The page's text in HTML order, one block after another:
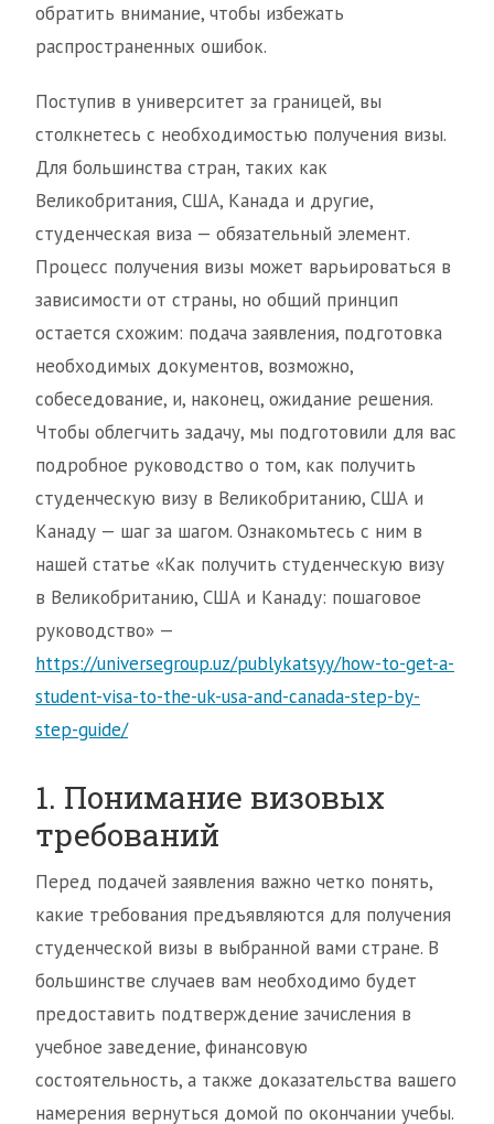
обратить внимание, чтобы избежать
распространенных ошибок.
Поступив в университет за границей, вы
столкнетесь с необходимостью получения визы.
Для большинства стран, таких как
Великобритания, США, Канада и другие,
студенческая виза — обязательный элемент.
Процесс получения визы может варьироваться в
зависимости от страны, но общий принцип
остается схожим: подача заявления, подготовка
необходимых документов, возможно,
собеседование, и, наконец, ожидание решения.
Чтобы облегчить задачу, мы подготовили для вас
подробное руководство о том, как получить
студенческую визу в Великобританию, США и
Канаду — шаг за шагом. Ознакомьтесь с ним в
нашей статье «Как получить студенческую визу
в Великобританию, США и Канаду: пошаговое
руководство» —
https://universegroup.uz/publykatsyy/how-to-get-a-
student-visa-to-the-uk-usa-and-canada-step-by-
step-guide/
1. Понимание визовых
требований
Перед подачей заявления важно четко понять,
какие требования предъявляются для получения
студенческой визы в выбранной вами стране. В
большинстве случаев вам необходимо будет
предоставить подтверждение зачисления в
учебное заведение, финансовую
состоятельность, а также доказательства вашего
намерения вернуться домой по окончании учебы.